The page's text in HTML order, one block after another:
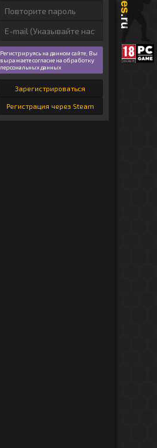
Регистрируясь на данном сайте, Вы
выражаете согласие на обработку
персональных данных
Зарегистрироваться
Регистрация через Steam